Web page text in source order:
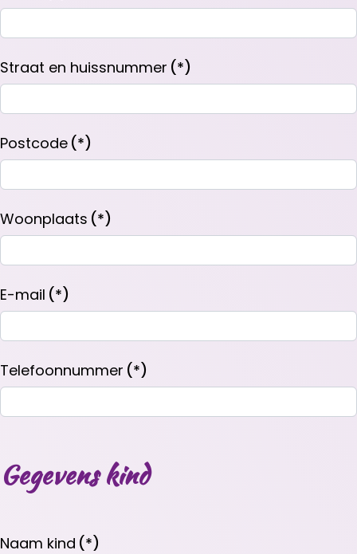
Straat en huissnummer (*)
Postcode (*)
Woonplaats (*)
E-mail (*)
Telefoonnummer (*)
Gegevens kind
Naam kind (*)